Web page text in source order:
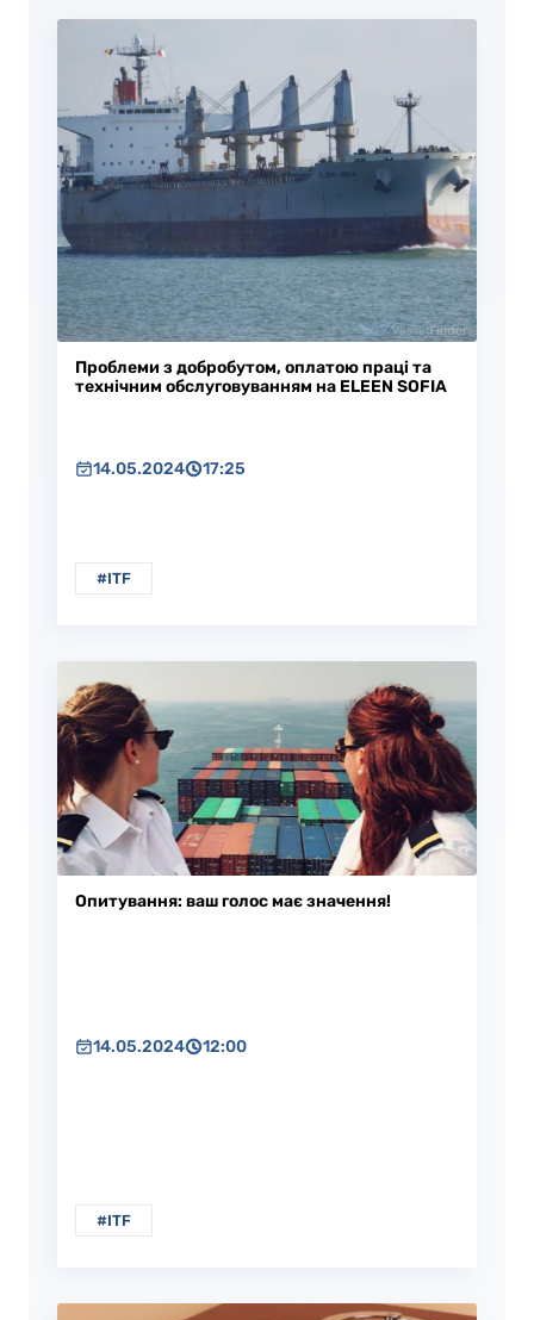
Проблеми з добробутом, оплатою праці та
технічним обслуговуванням на ELEEN SOFIA
14.05.2024 17:25
#ITF
Опитування: ваш голос має значення!
14.05.2024 12:00
#ITF